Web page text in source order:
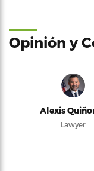
Opinión y
Alexis
Lawyer